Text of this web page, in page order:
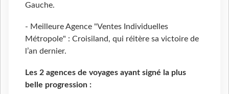
Gauche.
- Meilleure Agence "Ventes Individuelles
Métropole" : Croisiland, qui réitère sa victoire de
l’an dernier.
Les 2 agences de voyages ayant signé la plus
belle progression :